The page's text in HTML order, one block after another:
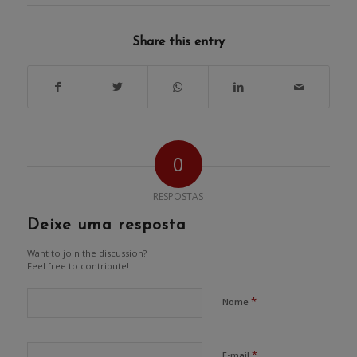
Share this entry
0
RESPOSTAS
Deixe uma resposta
Want to join the discussion?
Feel free to contribute!
Nome *